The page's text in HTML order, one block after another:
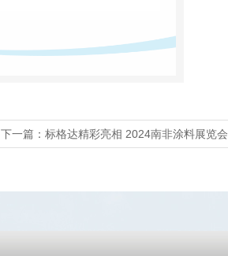
下一篇：标格达精彩亮相 2024南非涂料展览会